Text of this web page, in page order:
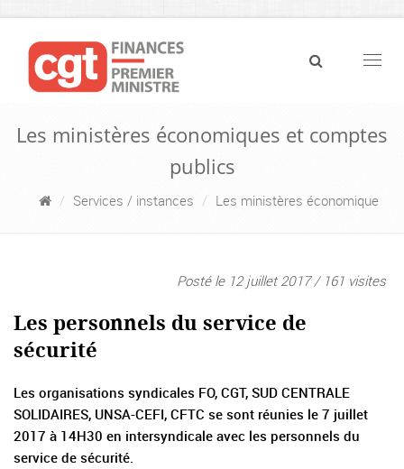
Les ministères économiques et comptes
publics
Services / instances Les ministères économique
Posté le 12 juillet 2017 / 161 visites
Les personnels du service de
sécurité
Les organisations syndicales FO, CGT, SUD CENTRALE
SOLIDAIRES, UNSA-CEFI, CFTC se sont réunies le 7 juillet
2017 à 14H30 en intersyndicale avec les personnels du
service de sécurité.